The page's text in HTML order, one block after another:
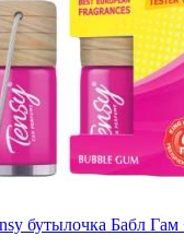
бутылочка Бабл